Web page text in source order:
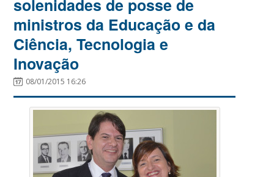
solenidades de posse de
ministros da Educação e da
Ciência, Tecnologia e
Inovação
08/01/2015 16:26